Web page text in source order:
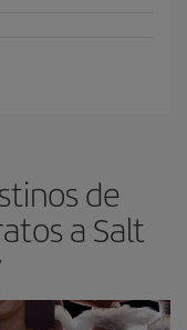
de
a Salt